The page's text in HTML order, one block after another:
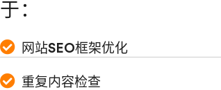
于：
网站SEO框架优化
重复内容检查